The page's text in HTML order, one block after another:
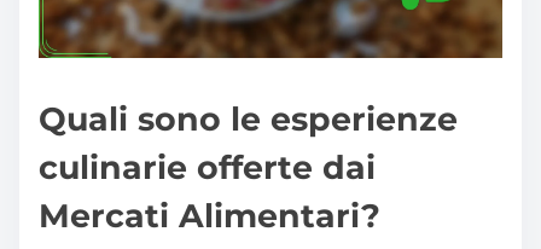
Quali sono le esperienze
culinarie offerte dai
Mercati Alimentari?